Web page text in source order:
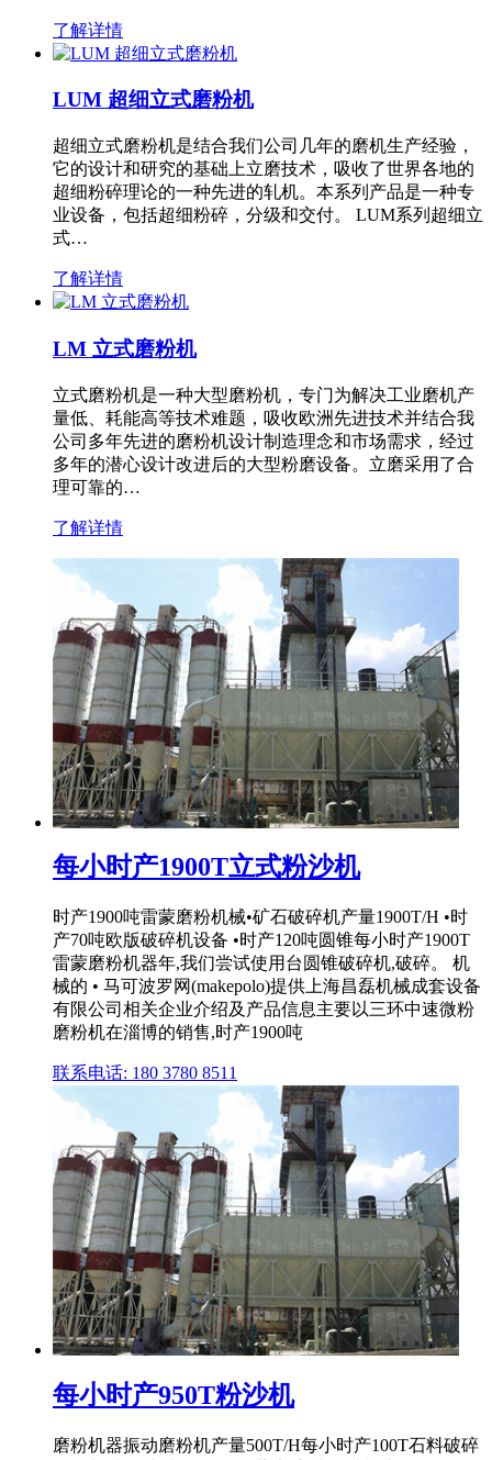
了解详情
LUM 超细立式磨粉机
超细立式磨粉机是结合我们公司几年的磨机生产经验，
它的设计和研究的基础上立磨技术，吸收了世界各地的
超细粉碎理论的一种先进的轧机。本系列产品是一种专
业设备，包括超细粉碎，分级和交付。 LUM系列超细立
式…
了解详情
LM 立式磨粉机
立式磨粉机是一种大型磨粉机，专门为解决工业磨机产
量低、耗能高等技术难题，吸收欧洲先进技术并结合我
公司多年先进的磨粉机设计制造理念和市场需求，经过
多年的潜心设计改进后的大型粉磨设备。立磨采用了合
理可靠的…
了解详情
每小时产1900T立式粉沙机
时产1900吨雷蒙磨粉机械•矿石破碎机产量1900T/H •时
产70吨欧版破碎机设备 •时产120吨圆锥每小时产1900T
雷蒙磨粉机器年,我们尝试使用台圆锥破碎机,破碎。 机
械的 • 马可波罗网(makepolo)提供上海昌磊机械成套设备
有限公司相关企业介绍及产品信息主要以三环中速微粉
磨粉机在淄博的销售,时产1900吨
联系电话: 180 3780 8511
每小时产950T粉沙机
磨粉机器振动磨粉机产量500T/H每小时产100T石料破碎